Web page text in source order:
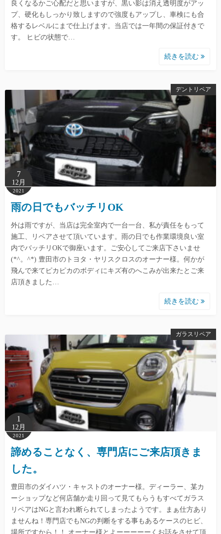
良くなるかご心配だと思いますが、黒い影は消え透明度がアッ
プ、硬化もしっかり致しますので強度もアップし、車検にも合
格するレベルにまで仕上げます。当店では一年間の保証付きで
す。 ヒビの状態で…
続きを読む
デントリペア
7
12月
2021
雨の日でもバッチリOK
外は雨ですが、当店は完全室内で一台一台、私が責任をもって
施工、リペアさせて頂いています。雨の日でも作業環境良い室
内でバッチリOKで御座います。ご安心してご来店下さいませ
(*^。^*) 豊田市のトヨタ・ヤリスクロスのオーナー様。何かが
飛んで来てピカピカのボディにキズ有のへこみが出来たとご来
店頂きました…
続きを読む
ガラスリペア
1
12月
2021
諦めることなく、専門店にご来店頂きま
した。
豊田市のダイハツ・キャストのオーナー様。ディーラー、某カ
ーショップなど何店舗か走り回って見てもらうもすべてガラス
リペアはNGと言われ断られてしまったようです。まぁ仕方あり
ませんね！専門店でもNGの判断をする事もあるケースのヒビ、
場所ですから！！ オーナー様とよーーーーーくお話をさせて頂